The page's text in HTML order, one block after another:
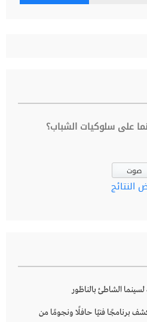
على سلوكيات الشباب؟
النتائج
لسينما الشاطئ بالناظور
صيف الأوداية 2026 يكشف برنامجًا فنيًا حافلًا ونجومًا من